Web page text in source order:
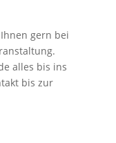
gern bei
alles bis ins
bis zur